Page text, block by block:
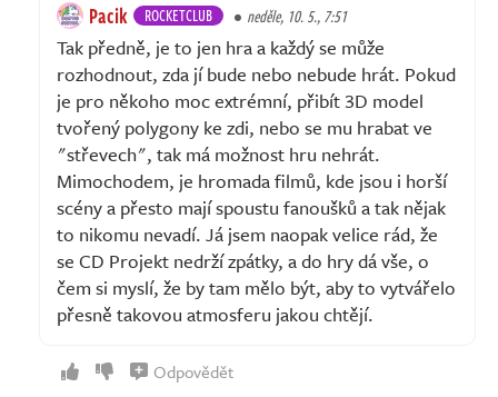
Pacik ROCKETCLUB neděle, 10. 5., 7:51
Tak předně, je to jen hra a každý se může
rozhodnout, zda jí bude nebo nebude hrát. Pokud
je pro někoho moc extrémní, přibít 3D model
tvořený polygony ke zdi, nebo se mu hrabat ve
"střevech", tak má možnost hru nehrát.
Mimochodem, je hromada filmů, kde jsou i horší
scény a přesto mají spoustu fanoušků a tak nějak
to nikomu nevadí. Já jsem naopak velice rád, že
se CD Projekt nedrží zpátky, a do hry dá vše, o
čem si myslí, že by tam mělo být, aby to vytvářelo
přesně takovou atmosferu jakou chtějí.
Odpovědět